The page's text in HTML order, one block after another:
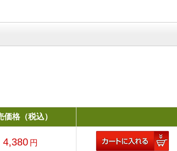
価格（税込）
4,380 円